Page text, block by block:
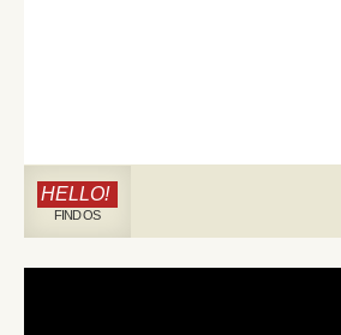
HELLO!
FIND OS